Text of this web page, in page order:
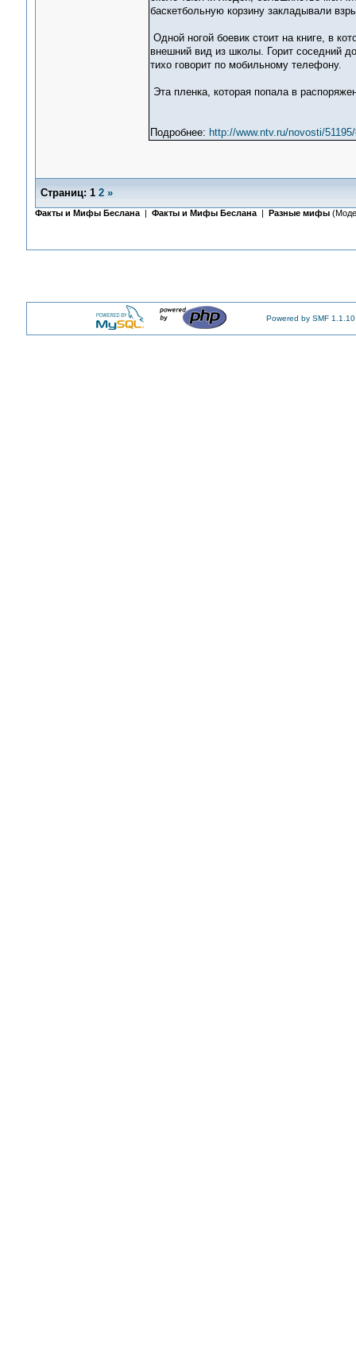
баскетбольную корзину закладывали
Одной ногой боевик стоит на книге, в
внешний вид из школы. Горит соседний
тихо говорит по мобильному телефону.
Эта пленка, которая попала в
Подробнее: http://www.ntv.ru/novosti/
Страниц: 1 2 »
Факты и Мифы Беслана| Факты и Мифы Беслана| Разные мифы
Powered by SMF 1.1.10